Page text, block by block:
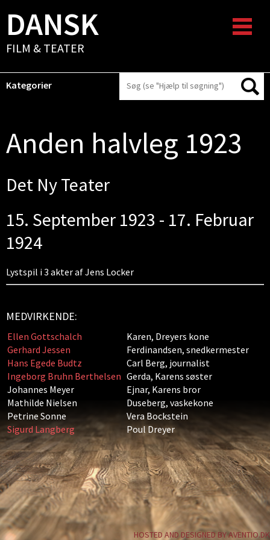
DANSK
FILM & TEATER
Kategorier
Anden halvleg 1923
Det Ny Teater
15. September 1923 - 17. Februar
1924
Lystspil i 3 akter af Jens Locker
MEDVIRKENDE:
Ellen Gottschalch
Karen, Dreyers kone
Gerhard Jessen
Ferdinandsen, snedkermester
Hans Egede Budtz
Carl Berg, journalist
Ingeborg Bruhn Berthelsen Gerda, Karens søster
Johannes Meyer
Ejnar, Karens bror
Mathilde Nielsen
Duseberg, vaskekone
Petrine Sonne
Vera Bockstein
Sigurd Langberg
Poul Dreyer
HOSTED AND DESIGNED BY AVENTIO.DK